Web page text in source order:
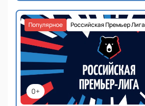
0+
Российская Премьер Лига
Популярное